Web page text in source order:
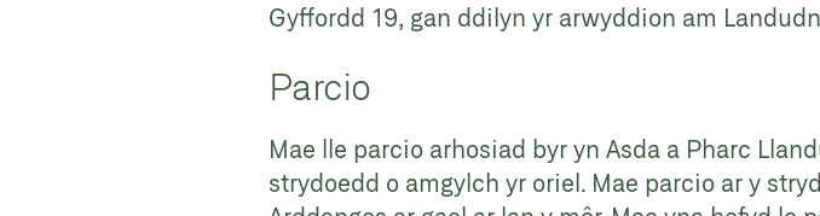
Gyffordd 19, gan ddilyn yr arwyddion am
Parcio
Mae lle parcio arhosiad byr yn Asda a Pharc
strydoedd o amgylch yr oriel. Mae parcio ar y